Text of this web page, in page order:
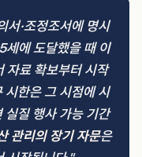
서·조정조서에 명시
에 도달했을 때 이
자료 확보부터 시작
한은 그 시점에 시
실질 행사 가능 기간
관리의 장기 자문은